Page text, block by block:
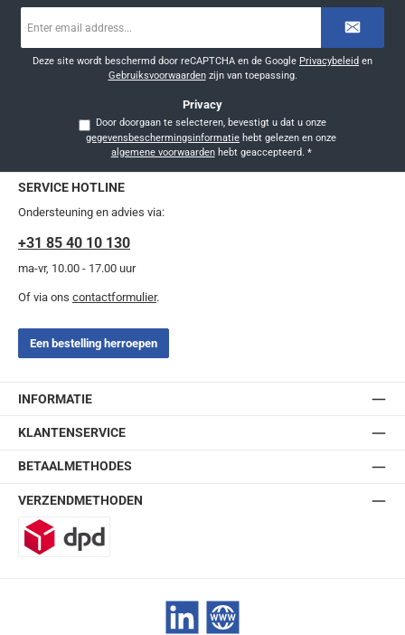
mailadres
Deze site wordt beschermd door reCAPTCHA en de Google Privacybeleid en
Gebruiksvoorwaardenzijn van toepassing.
Privacy
Door doorgaan te selecteren, bevestigt u dat u onze
gegevensbeschermingsinformatie
algemene voorwaardenhebt geaccepteerd. *
SERVICE HOTLINE
Ondersteuning en advies via:
+31 85 40 10 130
ma-vr, 10.00 - 17.00 uur
Of via ons contactformulier.
Een bestelling herroepen
INFORMATIE
KLANTENSERVICE
BETAALMETHODES
VERZENDMETHODEN
LinkedIn Website